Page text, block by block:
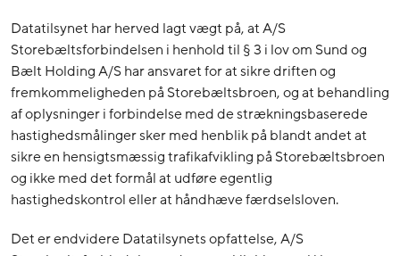
Datatilsynet har herved lagt vægt på, at A/S
Storebæltsforbindelsen i henhold til § 3 i lov om Sund og
Bælt Holding A/S har ansvaret for at sikre driften og
fremkommeligheden på Storebæltsbroen, og at behandling
af oplysninger i forbindelse med de strækningsbaserede
hastighedsmålinger sker med henblik på blandt andet at
sikre en hensigtsmæssig trafikafvikling på Storebæltsbroen
og ikke med det formål at udføre egentlig
hastighedskontrol eller at håndhæve færdselsloven.
Det er endvidere Datatilsynets opfattelse, A/S